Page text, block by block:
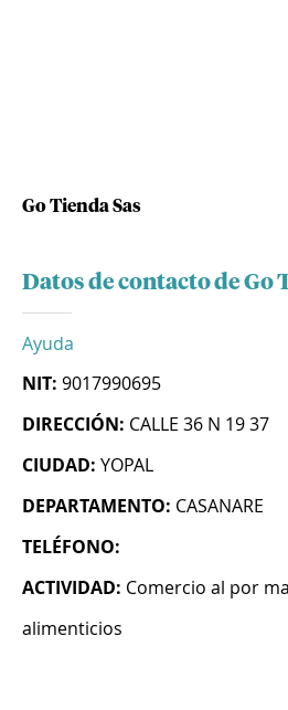
Go Tienda Sas
Datos de contacto de Go
Ayuda
NIT: 9017990695
DIRECCIÓN: CALLE 36 N 19 37
CIUDAD: YOPAL
DEPARTAMENTO: CASANARE
TELÉFONO:
ACTIVIDAD: Comercio al por
alimenticios